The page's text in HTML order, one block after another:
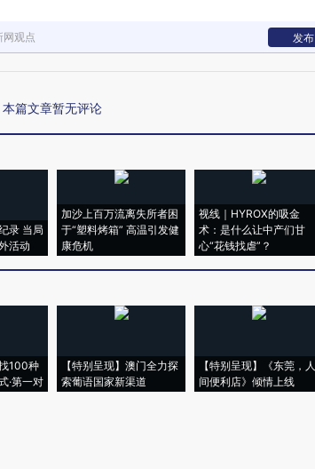
网观点 发布
本篇文章暂无评论
录 当局
活动
加沙上百万流离失所者困
于“塑料烤箱” 高温引发健
康危机
视线｜HYROX的吸金
术：是什么让中产们甘
心“花钱找虐”？
100种
·第一对
【特别呈现】澳门全力探
索葡语国家新渠道
【特别呈现】《东莞，人
间便利店》倾情上线